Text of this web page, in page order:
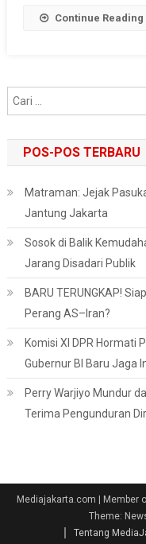
Continue Reading
POS-POS TERBARU
Matraman: Jejak
Jantung Jakarta
Sosok di Balik
Jarang Disadari Publik
BARU TERUNGKAP!
Perang AS–Iran?
Komisi XI DPR Hormati
Gubernur BI Baru Jaga
Perry Warjiyo Mundur
Terima Pengunduran
Mediajakarta.com | Member
Theme:
Tentang